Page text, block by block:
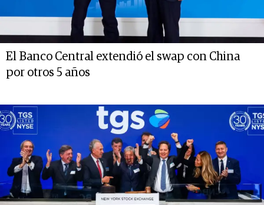
El Banco Central extendió el swap con China
por otros 5 años